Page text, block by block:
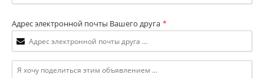
Адрес электронной почты Вашего друга *